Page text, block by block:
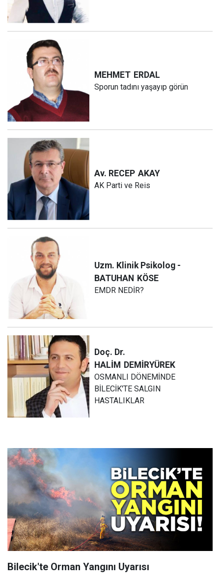
MEHMET ERDAL
Sporun tadını yaşayıp görün
Av. RECEP AKAY
AK Parti ve Reis
Uzm. Klinik Psikolog -
BATUHAN KÖSE
EMDR NEDİR?
Doç. Dr.
HALİM DEMİRYÜREK
OSMANLI DÖNEMİNDE
BİLECİK'TE SALGIN
HASTALIKLAR
Bilecik'te Orman Yangını Uyarısı